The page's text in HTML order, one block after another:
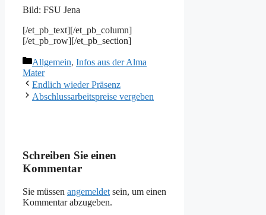
Bild: FSU Jena
[/et_pb_text][/et_pb_column]
[/et_pb_row][/et_pb_section]
Kategorien
Allgemein, Infos aus der Alma
Mater
Endlich wieder Präsenz
Abschlussarbeitspreise vergeben
Schreiben Sie einen
Kommentar
Sie müssen angemeldet sein, um einen
Kommentar abzugeben.